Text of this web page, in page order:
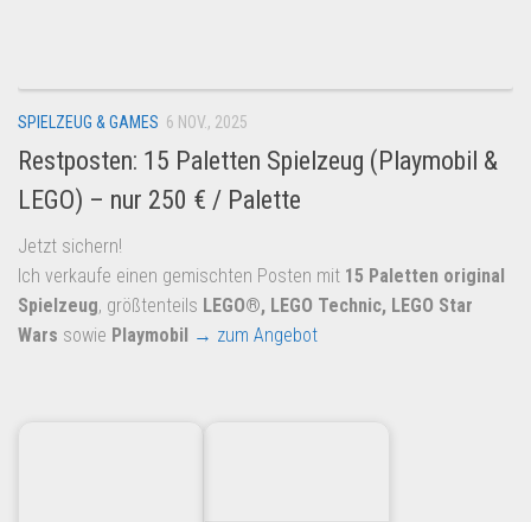
Amazon
Aldi
Lidl
Kostenlos verkaufen
Anmelden
Kostenlos Registrieren
SPIELZEUG & GAMES 6 NOV., 2025
Restposten: 15 Paletten Spielzeug (Playmobil &
LEGO) – nur 250 € / Palette
Jetzt sichern!
Ich verkaufe einen gemischten Posten mit 15 Paletten original
Spielzeug, größtenteils LEGO®, LEGO Technic, LEGO Star
Wars sowie Playmobil → zum Angebot